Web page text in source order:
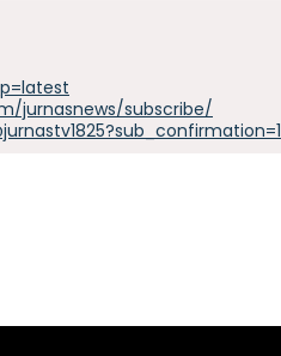
jurnasnews/subscribe/